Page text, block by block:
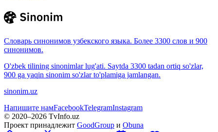
Словарь синонимов узбекского языка. Более 3300 слов и 900
синонимов.
O'zbek tilining sinonimlar lug'ati. Saytda 3300 tadan ortiq so'zlar,
900 ga yaqin sinonim so'zlar to'plamiga jamlangan.
sinonim.uz
Напишите намFacebookTelegramInstagram
© 2020–2026 TvInfo.uz
Проект принадлежит GoodGroup и Obuna